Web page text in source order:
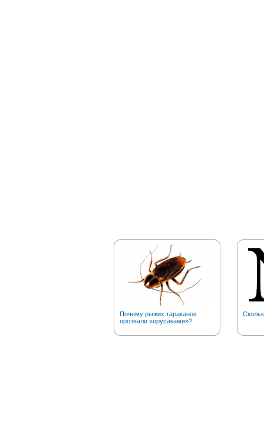
Почему рыжих тараканов
прозвали «прусаками»?